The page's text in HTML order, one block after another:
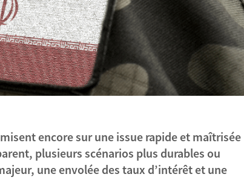
encore sur une issue rapide et maîtrisée
plusieurs scénarios plus durables ou
une envolée des taux d’intérêt et une